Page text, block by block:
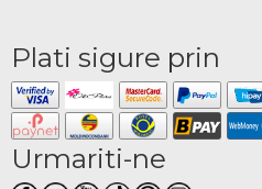
Plati sigure prin
Urmariti-ne